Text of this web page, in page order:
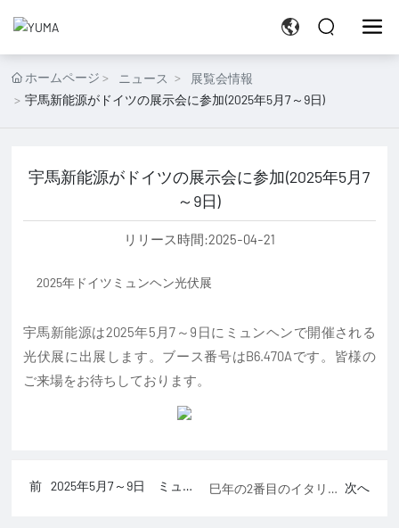
ホームページ ニュース
展覧会情報
宇馬新能源がドイツの展示会に参加(2025年5月7～9日)
宇馬新能源がドイツの展示会に参加(2025年5月7
～9日)
リリース時間:2025-04-21
2025年ドイツミュンヘン光伏展
宇馬新能源は2025年5月7～9日にミュンヘンで開催される
光伏展に出展します。ブース番号はB6.470Aです。皆様の
ご来場をお待ちしております。
前
2025年5月7～9日 ミュン
巳年の2番目のイタリア 次へ